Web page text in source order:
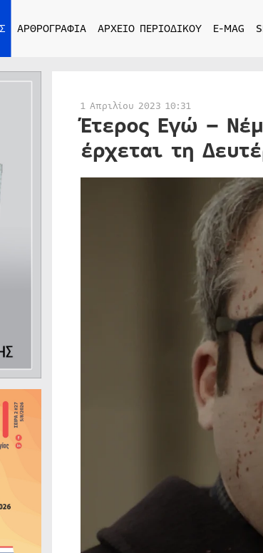
ΑΡΘΡΟΓΡΑΦΙΑ ΑΡΧΕΙΟ ΠΕΡΙΟΔΙΚΟΥ E-MAG
1 Απριλίου 2023 10:31
Έτερος Εγώ –
έρχεται τη